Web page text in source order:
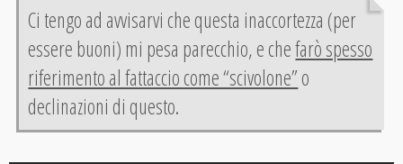
Ci tengo ad avvisarvi che questa inaccortezza (per
essere buoni) mi pesa parecchio, e chefarò spesso
riferimento al fattaccio come “scivolone”o
declinazioni di questo.